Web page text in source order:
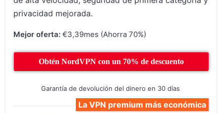
privacidad mejorada.
Mejor oferta: €3,39mes (Ahorra 70%)
Obtén NordVPN con un 70% de descuento
Garantía de devolución del dinero en 30 días
La VPN premium más económica